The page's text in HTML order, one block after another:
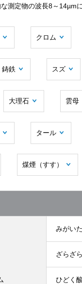
測定物の波長8～14µm
クロム
鋳鉄 スズ
大理石 雲母
タール
煤煙（すす）
みがい
ざらざ
ひどく